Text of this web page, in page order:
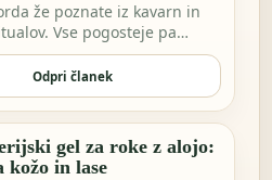
že poznate iz kavarn in
Vse pogosteje pa
Odpri članek
gel za roke z alojo:
kožo in lase